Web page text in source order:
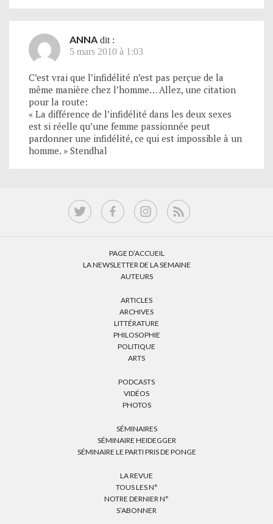
ANNA dit :
5 mars 2010 à 1:03
C’est vrai que l’infidélité n’est pas perçue de la
même manière chez l’homme… Allez, une citation
pour la route:
« La différence de l’infidélité dans les deux sexes
est si réelle qu’une femme passionnée peut
pardonner une infidélité, ce qui est impossible à un
homme. » Stendhal
PAGE D’ACCUEIL
LA NEWSLETTER DE LA SEMAINE
AUTEURS
ARTICLES
ARCHIVES
LITTÉRATURE
PHILOSOPHIE
POLITIQUE
ARTS
PODCASTS
VIDÉOS
PHOTOS
SÉMINAIRES
SÉMINAIRE HEIDEGGER
SÉMINAIRE LE PARTI PRIS DE PONGE
LA REVUE
TOUS LES N°
NOTRE DERNIER N°
S’ABONNER